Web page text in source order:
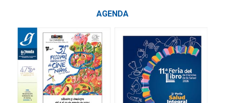
AGENDA